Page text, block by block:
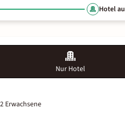
Hotel
Nur Hotel
2 Erwachsene